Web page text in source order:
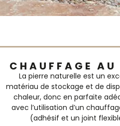
CHAUFFAGE AU
La pierre naturelle est un
matériau de stockage et de
chaleur, donc en parfaite
avec l’utilisation d’un
(adhésif et un joint